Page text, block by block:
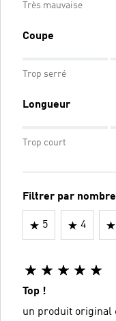
Très mauvaise
Coupe
Trop serré
Longueur
Trop court
Filtrer par
5 4
Top !
un produit original